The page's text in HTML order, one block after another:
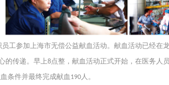
工参加上海市无偿公益献血活动。献血活动已经在
的传递。早上8点整，献血活动正式开始，在医务人
条件并最终完成献血 190人。